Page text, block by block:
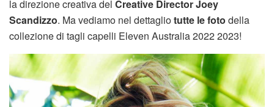
la direzione creativa del Creative Director Joey
Scandizzo. Ma vediamo nel dettagliotutte le foto della
collezione di tagli capelli Eleven Australia 2022 2023!